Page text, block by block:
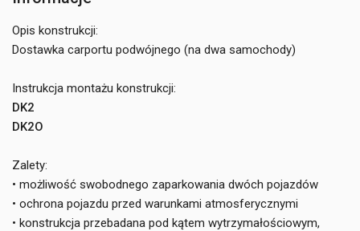
Opis konstrukcji:
Dostawka carportu podwójnego (na dwa samochody)
Instrukcja montażu konstrukcji:
DK2
DK2O
Zalety:
• możliwość swobodnego zaparkowania dwóch pojazdów
• ochrona pojazdu przed warunkami atmosferycznymi
• konstrukcja przebadana pod kątem wytrzymałościowym,